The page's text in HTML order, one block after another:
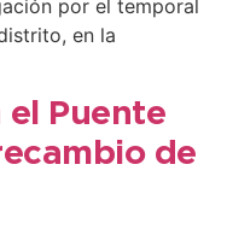
por el temporal
en la
el Puente
de